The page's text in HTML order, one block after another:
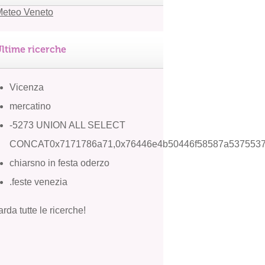
ricerche
Vicenza
mercatino
-5273 UNION ALL SELECT
chiarsno in festa oderzo
.feste venezia
tutte le ricerche!